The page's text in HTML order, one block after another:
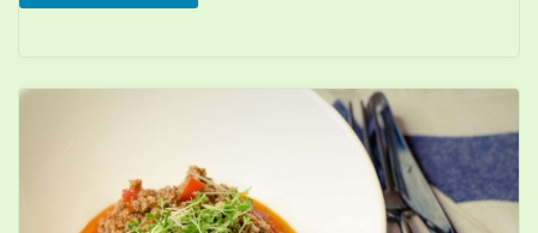
курицей
азиатски"